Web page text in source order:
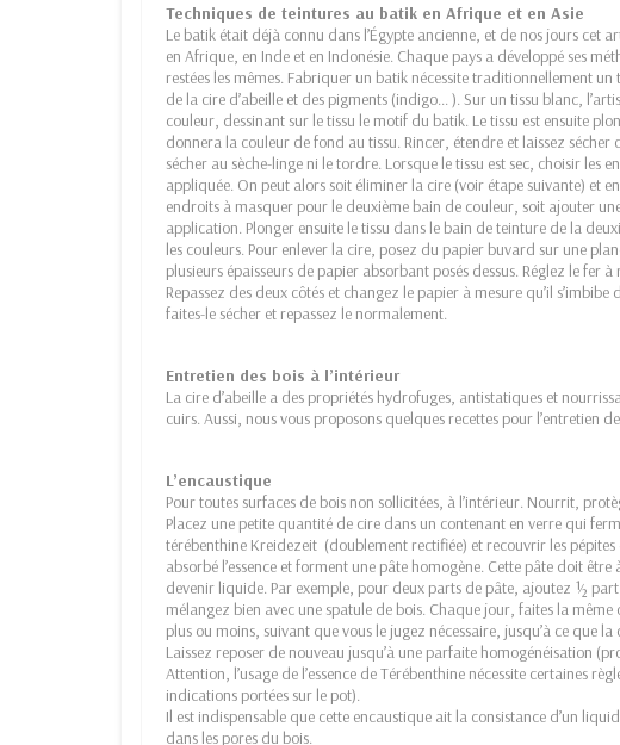
Techniques de teintures au batik en Afrique et en Asie
Le batik était déjà connu dans l’Égypte ancienne, et de nos jours cet
en Afrique, en Inde et en Indonésie. Chaque pays a développé ses
restées les mêmes. Fabriquer un batik nécessite traditionnellement
de la cire d’abeille et des pigments (indigo... ). Sur un tissu blanc,
couleur, dessinant sur le tissu le motif du batik. Le tissu est ensuite
donnera la couleur de fond au tissu. Rincer, étendre et laissez
sécher au sèche-linge ni le tordre. Lorsque le tissu est sec, choisir les
appliquée. On peut alors soit éliminer la cire (voir étape suivante) et
endroits à masquer pour le deuxième bain de couleur, soit ajouter
application. Plonger ensuite le tissu dans le bain de teinture de la
les couleurs. Pour enlever la cire, posez du papier buvard sur une
plusieurs épaisseurs de papier absorbant posés dessus. Réglez le fer
Repassez des deux côtés et changez le papier à mesure qu’il
faites-le sécher et repassez le normalement.
Entretien des bois à l’intérieur
La cire d’abeille a des propriétés hydrofuges, antistatiques et
cuirs. Aussi, nous vous proposons quelques recettes pour l’entretien
L’encaustique
Pour toutes surfaces de bois non sollicitées, à l’intérieur. Nourrit,
Placez une petite quantité de cire dans un contenant en verre qui
térébenthine Kreidezeit (doublement rectifiée) et recouvrir les
absorbé l’essence et forment une pâte homogène. Cette pâte doit être
devenir liquide. Par exemple, pour deux parts de pâte, ajoutez ½
mélangez bien avec une spatule de bois. Chaque jour, faites la même
plus ou moins, suivant que vous le jugez nécessaire, jusqu’à ce que
Laissez reposer de nouveau jusqu’à une parfaite homogénéisation
Attention, l’usage de l’essence de Térébenthine nécessite certaines
indications portées sur le pot).
Il est indispensable que cette encaustique ait la consistance d’un
dans les pores du bois.